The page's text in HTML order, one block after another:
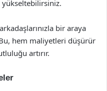
bir araya
hem maliyetleri düşürür
artırır.